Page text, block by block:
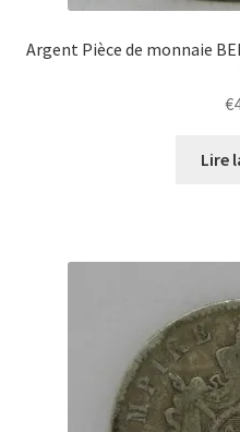
Argent Pièce de monnaie
€
Lire